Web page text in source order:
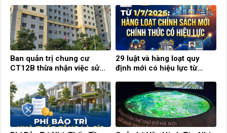
Phí Bảo Trì Nhà Thấp Tầng
Là Gì? Quy Định, Cách Tính
Và Những Điều Cần Biết
Quản Lý Vận Hành Tòa Nhà
Thay Đổi Thế Nào Theo Quy
Hoạch Hà Nội 100 Năm?
Bảo Hiểm Cháy Nổ Chung
Cư Là Gì? Quyền Lợi, Mức
Phí Và Những Điều Cần Biết!
Ban quản trị chung cư có
lương không?